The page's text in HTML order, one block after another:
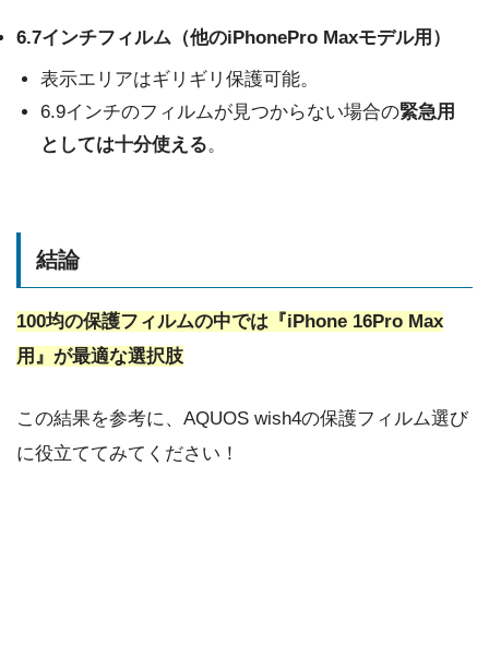
6.7インチフィルム（他のiPhonePro Maxモデル用）
表示エリアはギリギリ保護可能。
6.9インチのフィルムが見つからない場合の緊急用
としては十分使える。
結論
100均の保護フィルムの中では『iPhone 16Pro Max
用』が最適な選択肢
この結果を参考に、AQUOS wish4の保護フィルム選び
に役立ててみてください！